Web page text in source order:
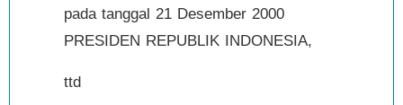
pada tanggal 21 Desember 2000
PRESIDEN REPUBLIK INDONESIA,
ttd